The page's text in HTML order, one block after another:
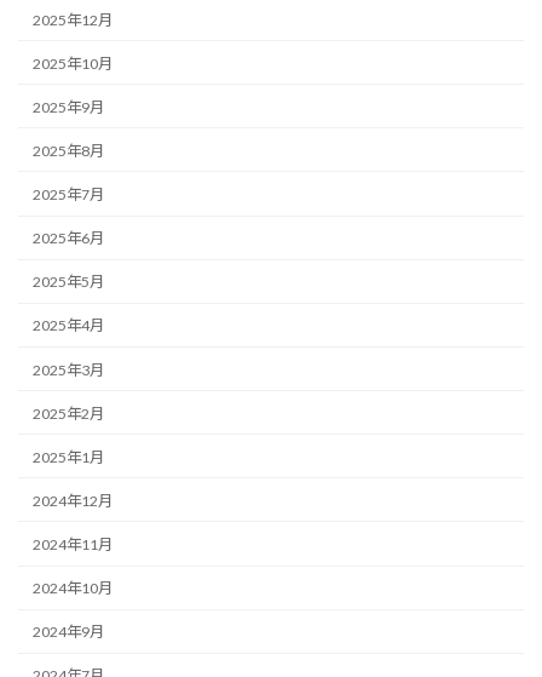
2025年12月
2025年10月
2025年9月
2025年8月
2025年7月
2025年6月
2025年5月
2025年4月
2025年3月
2025年2月
2025年1月
2024年12月
2024年11月
2024年10月
2024年9月